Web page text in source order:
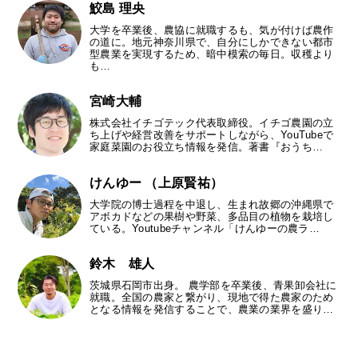
鮫島 理央
大学を卒業後、農協に就職するも、気が付けば農作
の道に。地元神奈川県で、自分にしかできない都市
型農業を実現するため、暗中模索の毎日。収穫より
も…
宮崎大輔
株式会社イチゴテック代表取締役。イチゴ農園の立
ち上げや経営改善をサポートしながら、YouTubeで
家庭菜園のお役立ち情報を発信。著書『おうち…
けんゆー （上原賢祐）
大学院の博士過程を中退し、生まれ故郷の沖縄県で
アボカドなどの果樹や野菜、多品目の植物を栽培し
ている。Youtubeチャンネル「けんゆーの農ラ…
鈴木 雄人
茨城県石岡市出身。 農学部を卒業後、青果卸会社に
就職。全国の農家と繋がり、現地で得た農家のため
となる情報を発信することで、農業の業界を盛り…